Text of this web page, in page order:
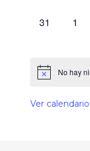
0 eventos,
31 0
1
No hay
Ver calendario